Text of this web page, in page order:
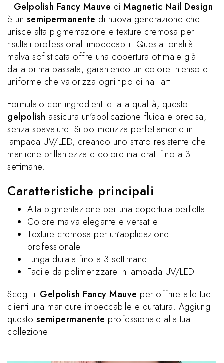
Il Gelpolish Fancy Mauve di Magnetic Nail Design
è un semipermanente di nuova generazione che
unisce alta pigmentazione e texture cremosa per
risultati professionali impeccabili. Questa tonalità
malva sofisticata offre una copertura ottimale già
dalla prima passata, garantendo un colore intenso e
uniforme che valorizza ogni tipo di nail art.
Formulato con ingredienti di alta qualità, questo
gelpolish assicura un’applicazione fluida e precisa,
senza sbavature. Si polimerizza perfettamente in
lampada UV/LED, creando uno strato resistente che
mantiene brillantezza e colore inalterati fino a 3
settimane.
Caratteristiche principali
Alta pigmentazione per una copertura perfetta
Colore malva elegante e versatile
Texture cremosa per un’applicazione
professionale
Lunga durata fino a 3 settimane
Facile da polimerizzare in lampada UV/LED
Scegli il Gelpolish Fancy Mauve per offrire alle tue
clienti una manicure impeccabile e duratura. Aggiungi
questo semipermanente professionale alla tua
collezione!